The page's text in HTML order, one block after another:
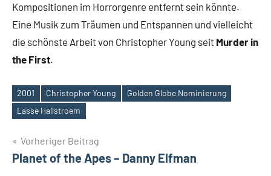
Kompositionen im Horrorgenre entfernt sein könnte.
Eine Musik zum Träumen und Entspannen und vielleicht
die schönste Arbeit von Christopher Young seit Murder in
the First.
Schlagwörter
2001 Christopher Young
Golden Globe Nominierung
Lasse Hallstroem
Beitragsnavigation
Vorheriger Beitrag
Planet of the Apes – Danny Elfman